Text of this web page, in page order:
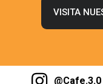
VISITA
@Cafe.3.0